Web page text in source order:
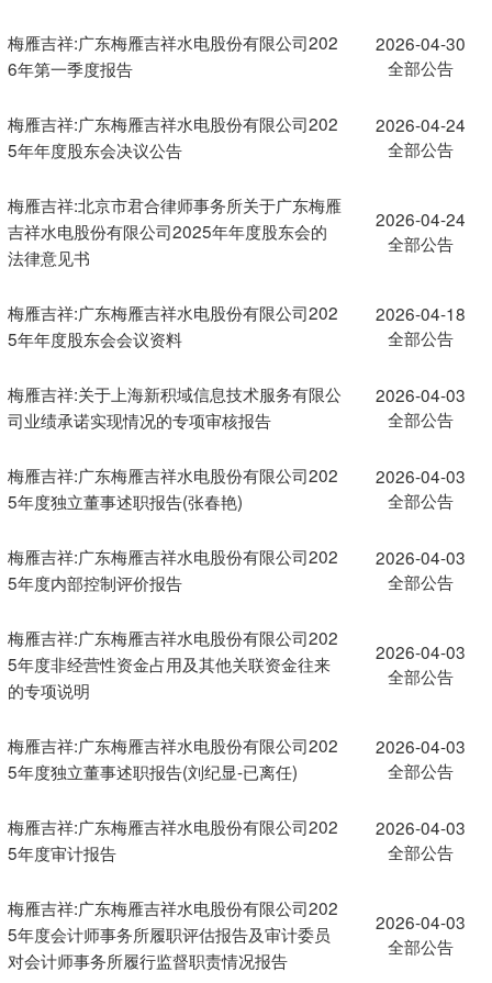
梅雁吉祥:广东梅雁吉祥水电股份有限公司202
6年第一季度报告
2026-04-30
全部公告
梅雁吉祥:广东梅雁吉祥水电股份有限公司202
5年年度股东会决议公告
2026-04-24
全部公告
梅雁吉祥:北京市君合律师事务所关于广东梅雁
吉祥水电股份有限公司2025年年度股东会的
法律意见书
2026-04-24
全部公告
梅雁吉祥:广东梅雁吉祥水电股份有限公司202
5年年度股东会会议资料
2026-04-18
全部公告
梅雁吉祥:关于上海新积域信息技术服务有限公
司业绩承诺实现情况的专项审核报告
2026-04-03
全部公告
梅雁吉祥:广东梅雁吉祥水电股份有限公司202
5年度独立董事述职报告(张春艳)
2026-04-03
全部公告
梅雁吉祥:广东梅雁吉祥水电股份有限公司202
5年度内部控制评价报告
2026-04-03
全部公告
梅雁吉祥:广东梅雁吉祥水电股份有限公司202
5年度非经营性资金占用及其他关联资金往来
的专项说明
2026-04-03
全部公告
梅雁吉祥:广东梅雁吉祥水电股份有限公司202
5年度独立董事述职报告(刘纪显-已离任)
2026-04-03
全部公告
梅雁吉祥:广东梅雁吉祥水电股份有限公司202
5年度审计报告
2026-04-03
全部公告
梅雁吉祥:广东梅雁吉祥水电股份有限公司202
5年度会计师事务所履职评估报告及审计委员
对会计师事务所履行监督职责情况报告
2026-04-03
全部公告